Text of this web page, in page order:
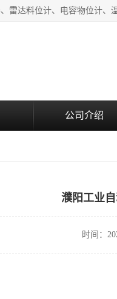
公司介绍
濮阳工业
时间：